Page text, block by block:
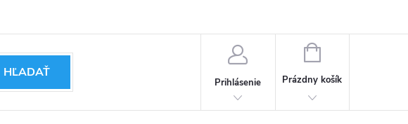
HĽADAŤ
Prihlásenie
NÁKUPNÝ
KOŠÍK
Prázdny košík